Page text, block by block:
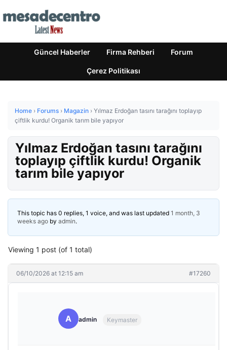
Güncel Haberler Firma Rehberi Forum
Çerez Politikası
Home › Forums › Magazin › Yılmaz Erdoğan tasını tarağını toplayıp
çiftlik kurdu! Organik tarım bile yapıyor
Yılmaz Erdoğan tasını tarağını
toplayıp çiftlik kurdu! Organik
tarım bile yapıyor
This topic has 0 replies, 1 voice, and was last updated 1 month, 3
weeks ago by admin.
Viewing 1 post (of 1 total)
06/10/2026 at 12:15 am #17260
A admin Keymaster